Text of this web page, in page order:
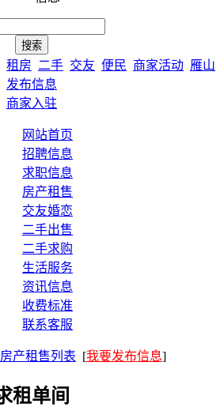
租房 二手 交友 便民 商家活动 雁山
发布信息
商家入驻
网站首页
招聘信息
求职信息
房产租售
交友婚恋
二手出售
二手求购
生活服务
资讯信息
收费标准
联系客服
房产租售列表 [我要发布信息]
租单间